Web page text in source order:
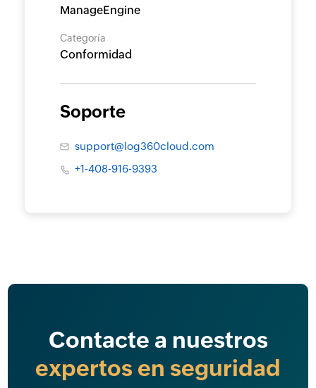
ManageEngine
Categoría
Conformidad
Soporte
support@log360cloud.com
+1-408-916-9393
Contacte a nuestros
expertos en seguridad